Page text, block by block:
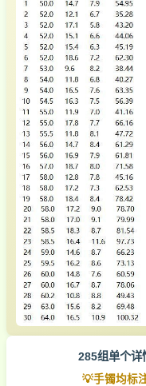
285组单个详
💡手镯均标